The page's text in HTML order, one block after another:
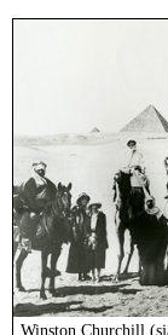
Winston Churchill